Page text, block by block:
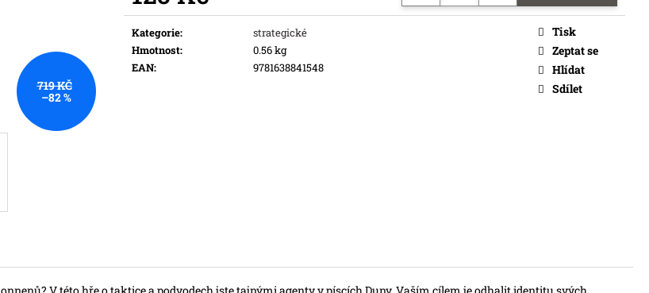
Měrná
cena:
Kategorie:
strategické
Hmotnost:
0.56 kg
EAN: 9781638841548
Tisk
Zeptat se
Hlídat
Sdílet
719 KČ
–82 %
Původně:169 Kč